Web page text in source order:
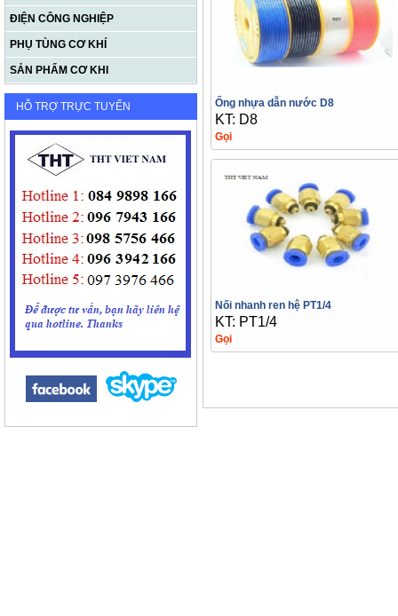
ĐIỆN CÔNG NGHIỆP
PHỤ TÙNG CƠ KHÍ
SẢN PHẨM CƠ KHI
HỖ TRỢ TRỰC TUYẾN Ống nhựa dẫn nước D8
KT: D8
Gọi
Nối nhanh ren hệ PT1/4
KT: PT1/4
Gọi